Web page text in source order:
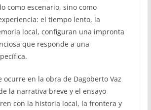
como escenario, sino como
el tiempo lento, la
local, configuran una impronta
que responde a una
ocurre en la obra de Dagoberto Vaz
la narrativa breve y el ensayo
con la historia local, la frontera y